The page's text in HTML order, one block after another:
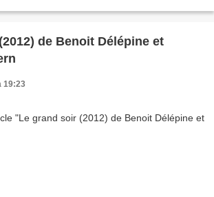
de Benoit Délépine et
19:23